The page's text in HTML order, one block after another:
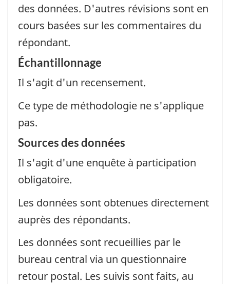
des données. D'autres révisions sont en
cours basées sur les commentaires du
répondant.
Échantillonnage
Il s'agit d'un recensement.
Ce type de méthodologie ne s'applique
pas.
Sources des données
Il s'agit d'une enquête à participation
obligatoire.
Les données sont obtenues directement
auprès des répondants.
Les données sont recueillies par le
bureau central via un questionnaire
retour postal. Les suivis sont faits, au